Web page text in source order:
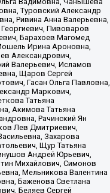
Туровский Александр
Ривина Анна Валерьевна,
Пивоваров
Барахоев Магомед
Ирина Ароновна,
Александрович,
Валерьевич, Исламов
Щаров Сергей
Гасан Ольга Павловна,
Маркович,
Татьяна
Акимова Татьяна
Рачинский Ян
Лев Дмитриевич,
Захарова
Щур Татьяна
Андрей Юрьевич,
Михайлович, Симонов
Мельникова Валентина
Баженова Светлана
Беляев Сергей